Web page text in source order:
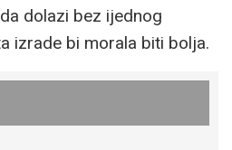
ugradnja većih E-ATX ploča,
pri većem broju okretaja, izostanak
www.sharkoon.com Cijena: 94,44 €
dolazi bez ijednog
izrade bi morala biti bolja.